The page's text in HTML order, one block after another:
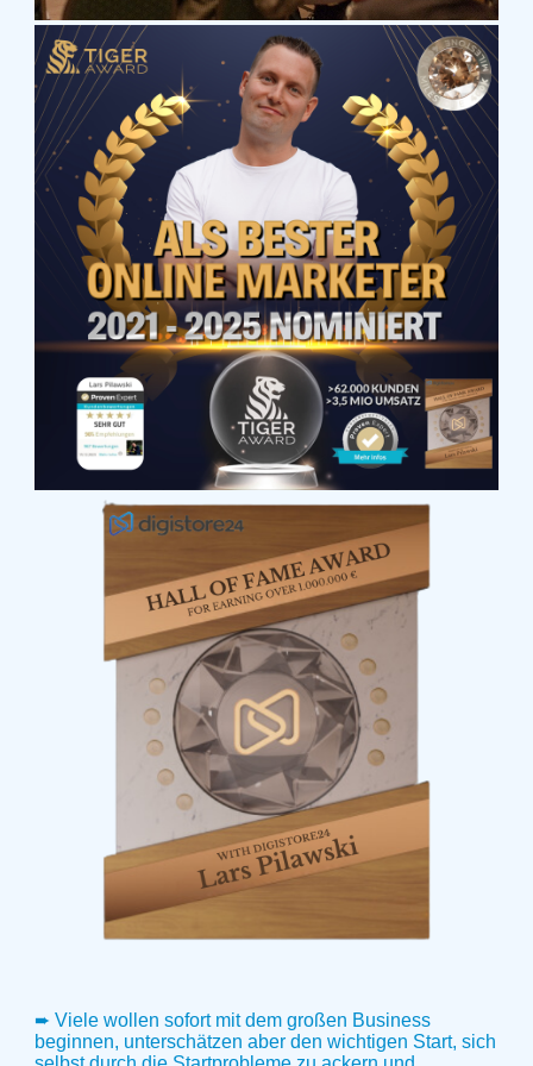
➨ Viele wollen sofort mit dem großen Business
beginnen, unterschätzen aber den wichtigen Start, sich